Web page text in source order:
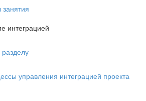
интеграцией
управления интеграцией проекта